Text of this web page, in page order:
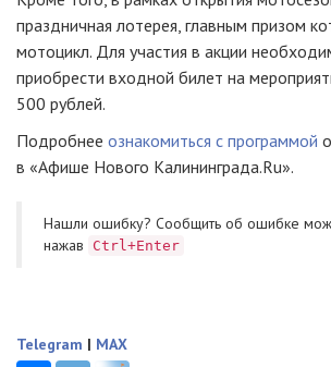
праздничная лотерея, главным призом
мотоцикл. Для участия в акции
приобрести входной билет на
500 рублей.
Подробнее ознакомиться с программой
в «Афише Нового Калининграда.Ru».
Нашли ошибку? Cообщить об ошибке
нажав
Ctrl+Enter
Telegram | MAX